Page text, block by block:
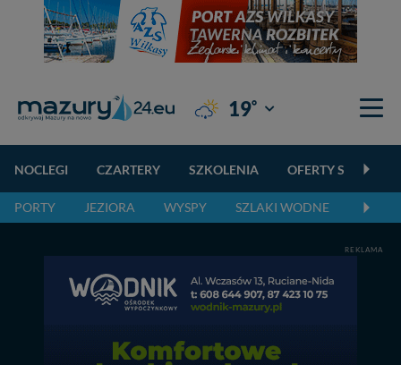
19° Giżycko
NOCLEGI CZARTERY SZKOLENIA OFERTY
PORTY JEZIORA WYSPY SZLAKI WODNE
REKLAMA